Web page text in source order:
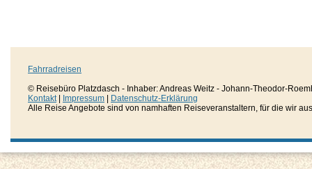
Fahrradreisen
© Reisebüro Platzdasch - Inhaber: Andreas Weitz - Johann-Theodor-
Kontakt| Impressum
Datenschutz-Erklärung
Alle Reise Angebote sind von namhaften Reiseveranstaltern, für die wir